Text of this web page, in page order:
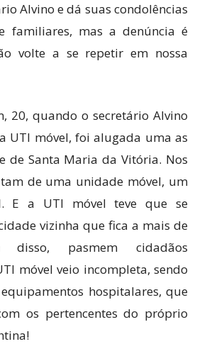
Alvino e dá suas condolências
familiares, mas a denúncia é
volte a se repetir em nossa
20, quando o secretário Alvino
UTI móvel, foi alugada uma as
de Santa Maria da Vitória. Nos
de uma unidade móvel, um
E a UTI móvel teve que se
vizinha que fica a mais de
pasmem cidadãos
móvel veio incompleta, sendo
hospitalares, que
os pertencentes do próprio